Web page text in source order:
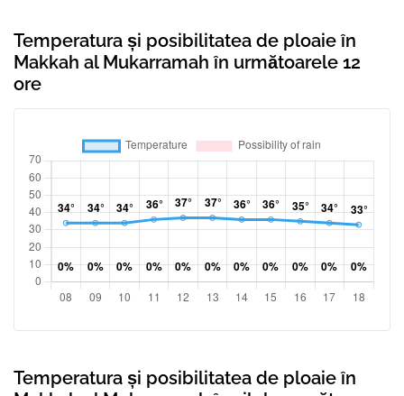
Temperatura și posibilitatea de ploaie în
Makkah al Mukarramah în următoarele 12
ore
Temperatura și posibilitatea de ploaie în